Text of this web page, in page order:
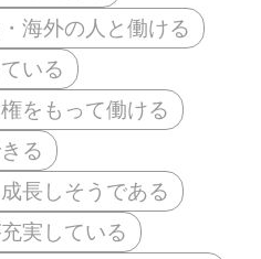
海外の人と働ける
いる
をもって働ける
る
長しそうである
実している